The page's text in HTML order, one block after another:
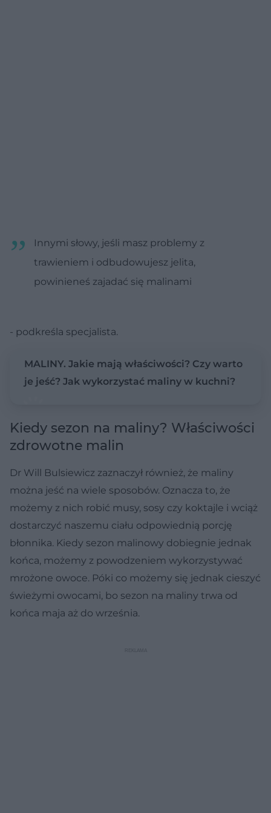
Innymi słowy, jeśli masz problemy z
trawieniem i odbudowujesz jelita,
powinieneś zajadać się malinami
- podkreśla specjalista.
MALINY. Jakie mają właściwości? Czy warto
je jeść? Jak wykorzystać maliny w kuchni?
Kiedy sezon na maliny? Właściwości
zdrowotne malin
Dr Will Bulsiewicz zaznaczył również, że maliny
można jeść na wiele sposobów. Oznacza to, że
możemy z nich robić musy, sosy czy koktajle i wciąż
dostarczyć naszemu ciału odpowiednią porcję
błonnika. Kiedy sezon malinowy dobiegnie jednak
końca, możemy z powodzeniem wykorzystywać
mrożone owoce. Póki co możemy się jednak cieszyć
świeżymi owocami, bo sezon na maliny trwa od
końca maja aż do września.